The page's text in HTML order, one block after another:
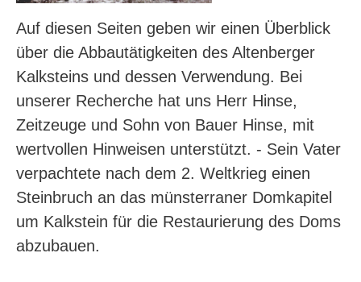
Auf diesen Seiten geben wir einen Überblick
über die Abbautätigkeiten des Altenberger
Kalksteins und dessen Verwendung. Bei
unserer Recherche hat uns Herr Hinse,
Zeitzeuge und Sohn von Bauer Hinse, mit
wertvollen Hinweisen unterstützt. - Sein Vater
verpachtete nach dem 2. Weltkrieg einen
Steinbruch an das münsterraner Domkapitel
um Kalkstein für die Restaurierung des Doms
abzubauen.